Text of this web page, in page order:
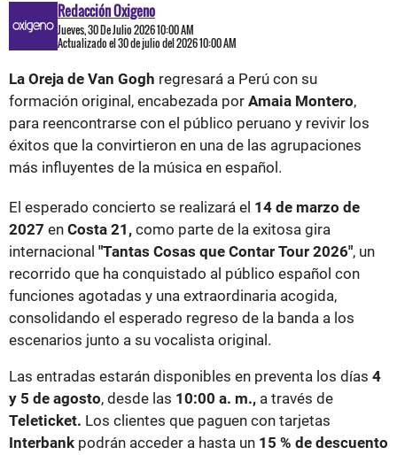
Redacción Oxigeno
Jueves, 30 De Julio 2026 10:00 AM
Actualizado el 30 de julio del 2026 10:00 AM
La Oreja de Van Gogh regresará a Perú con su
formación original, encabezada por Amaia Montero,
para reencontrarse con el público peruano y revivir los
éxitos que la convirtieron en una de las agrupaciones
más influyentes de la música en español.
El esperado concierto se realizará el 14 de marzo de
2027 en Costa 21, como parte de la exitosa gira
internacional "Tantas Cosas que Contar Tour 2026", un
recorrido que ha conquistado al público español con
funciones agotadas y una extraordinaria acogida,
consolidando el esperado regreso de la banda a los
escenarios junto a su vocalista original.
Las entradas estarán disponibles en preventa los días 4
y 5 de agosto, desde las 10:00 a. m., a través de
Teleticket. Los clientes que paguen con tarjetas
Interbank podrán acceder a hasta un 15 % de descuento